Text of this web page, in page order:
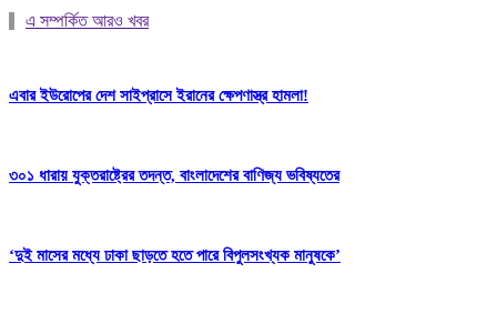
বঙ্গোপসাগরে ধরা পড়লো ২৯ কেজির ইয়েলোফিন টুনা, ৪০ হাজারে বিক্রি
এ সম্পর্কিত আরও খবর
এবার ইউরোপের দেশ সাইপ্রাসে ইরানের ক্ষেপণাস্ত্র হামলা!
৩০১ ধারায় যুক্তরাষ্ট্রের তদন্ত, বাংলাদেশের বাণিজ্য ভবিষ্যতের
‘দুই মাসের মধ্যে ঢাকা ছাড়তে হতে পারে বিপুলসংখ্যক মানুষকে’